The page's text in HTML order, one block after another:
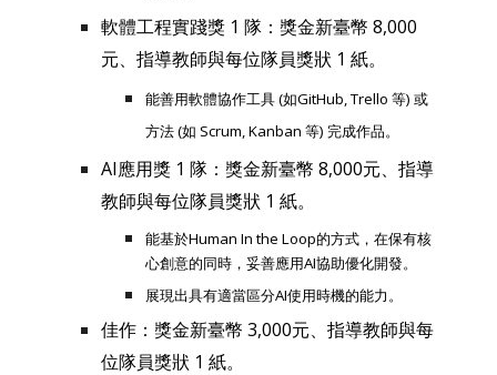
軟體工程實踐獎 1 隊：獎金新臺幣 8,000
元、指導教師與每位隊員獎狀 1 紙。
能善用軟體協作工具 (如GitHub, Trello 等) 或
方法 (如 Scrum, Kanban 等) 完成作品。
AI應用獎 1 隊：獎金新臺幣 8,000元、指導
教師與每位隊員獎狀 1 紙。
能基於Human In the Loop的方式，在保有核
心創意的同時，妥善應用AI協助優化開發。
展現出具有適當區分AI使用時機的能力。
佳作：獎金新臺幣 3,000元、指導教師與每
位隊員獎狀 1 紙。